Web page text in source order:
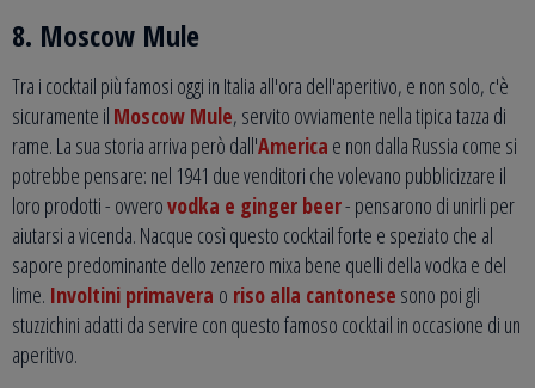
8. Moscow Mule
Tra i cocktail più famosi oggi in Italia all'ora dell'aperitivo, e non solo, c'è
sicuramente il Moscow Mule, servito ovviamente nella tipica tazza di
rame. La sua storia arriva però dall'America e non dalla Russia come si
potrebbe pensare: nel 1941 due venditori che volevano pubblicizzare il
loro prodotti - ovverovodka e ginger beer- pensarono di unirli per
aiutarsi a vicenda. Nacque così questo cocktail forte e speziato che al
sapore predominante dello zenzero mixa bene quelli della vodka e del
lime. Involtini primavera o riso alla cantonese sono poi gli
stuzzichini adatti da servire con questo famoso cocktail in occasione di un
aperitivo.